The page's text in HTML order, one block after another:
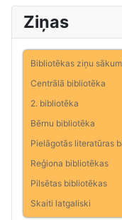
Ziņas
Bibliotēkas ziņu
Centrālā bibliotēka
2. bibliotēka
Bērnu bibliotēka
Pielāgotās literatūras
Reģiona bibliotēkas
Pilsētas bibliotēkas
Skaiti latgaliski